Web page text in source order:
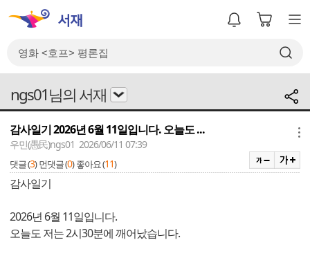
ngs01님의 서재
감사일기 2026년 6월 11일입니다. 오늘도 ...
우민(愚民)ngs01 2026/06/11 07:39
댓글 (3) 먼댓글 (0) 좋아요 (11)
감사일기
2026년 6월 11일입니다.
오늘도 저는 2시30분에 깨어났습니다.